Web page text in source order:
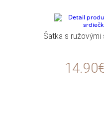
Šatka s